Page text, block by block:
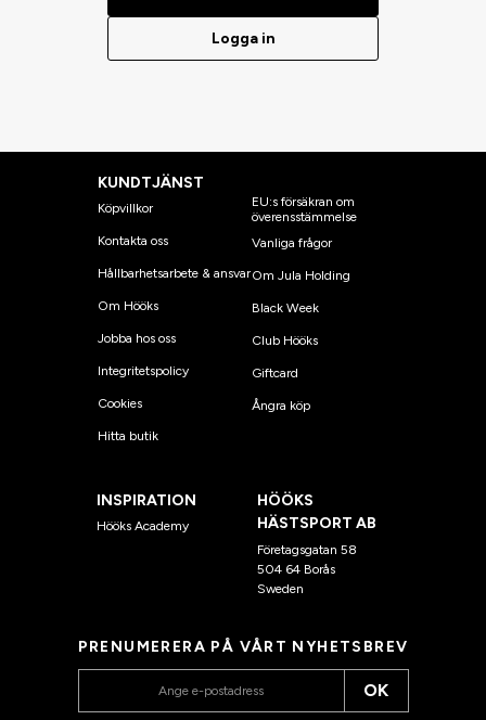
Logga in
KUNDTJÄNST
Köpvillkor
Kontakta oss
Hållbarhetsarbete & ansvar
Om Hööks
Jobba hos oss
Integritetspolicy
Cookies
Hitta butik
EU:s försäkran om
överensstämmelse
Vanliga frågor
Om Jula Holding
Black Week
Club Hööks
Giftcard
Ångra köp
INSPIRATION
Hööks Academy
HÖÖKS
HÄSTSPORT AB
Företagsgatan 58
504 64 Borås
Sweden
PRENUMERERA PÅ VÅRT NYHETSBREV
OK